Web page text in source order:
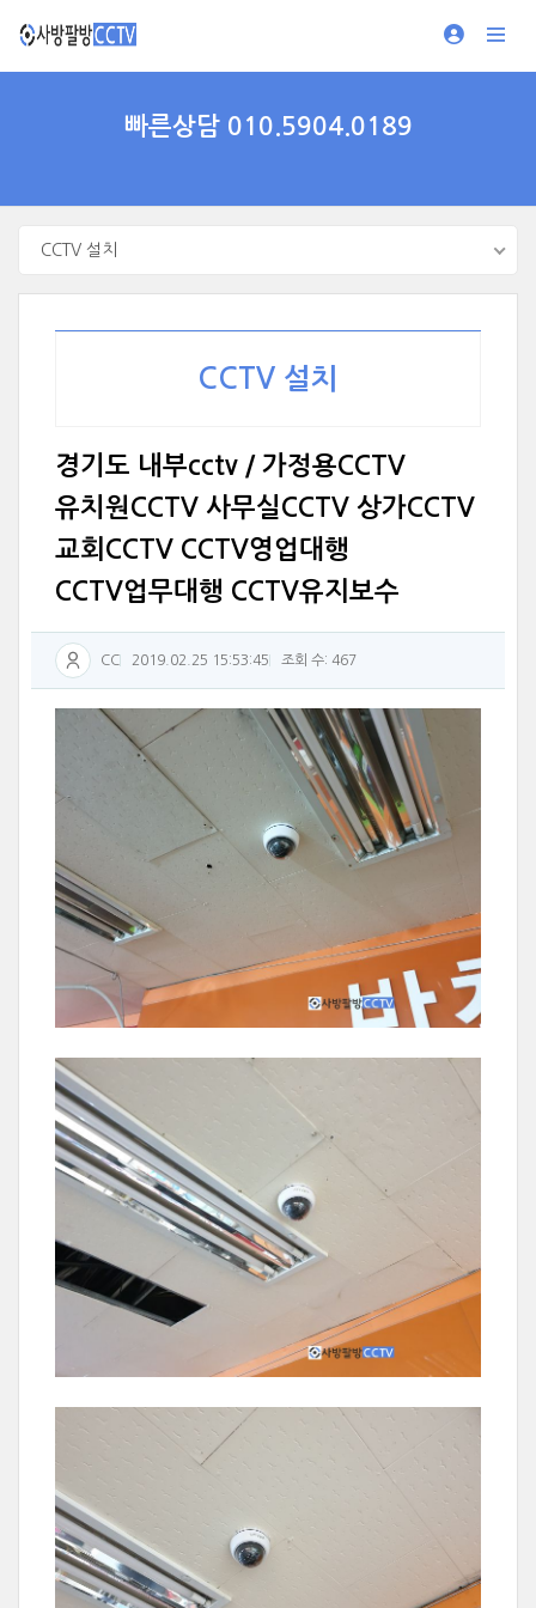
빠른상담 010.5904.0189
CCTV 설치
CCTV 설치
경기도 내부cctv / 가정용CCTV
유치원CCTV 사무실CCTV 상가CCTV
교회CCTV CCTV영업대행
CCTV업무대행 CCTV유지보수
CC 2019.02.25 15:53:45 조회 수: 467